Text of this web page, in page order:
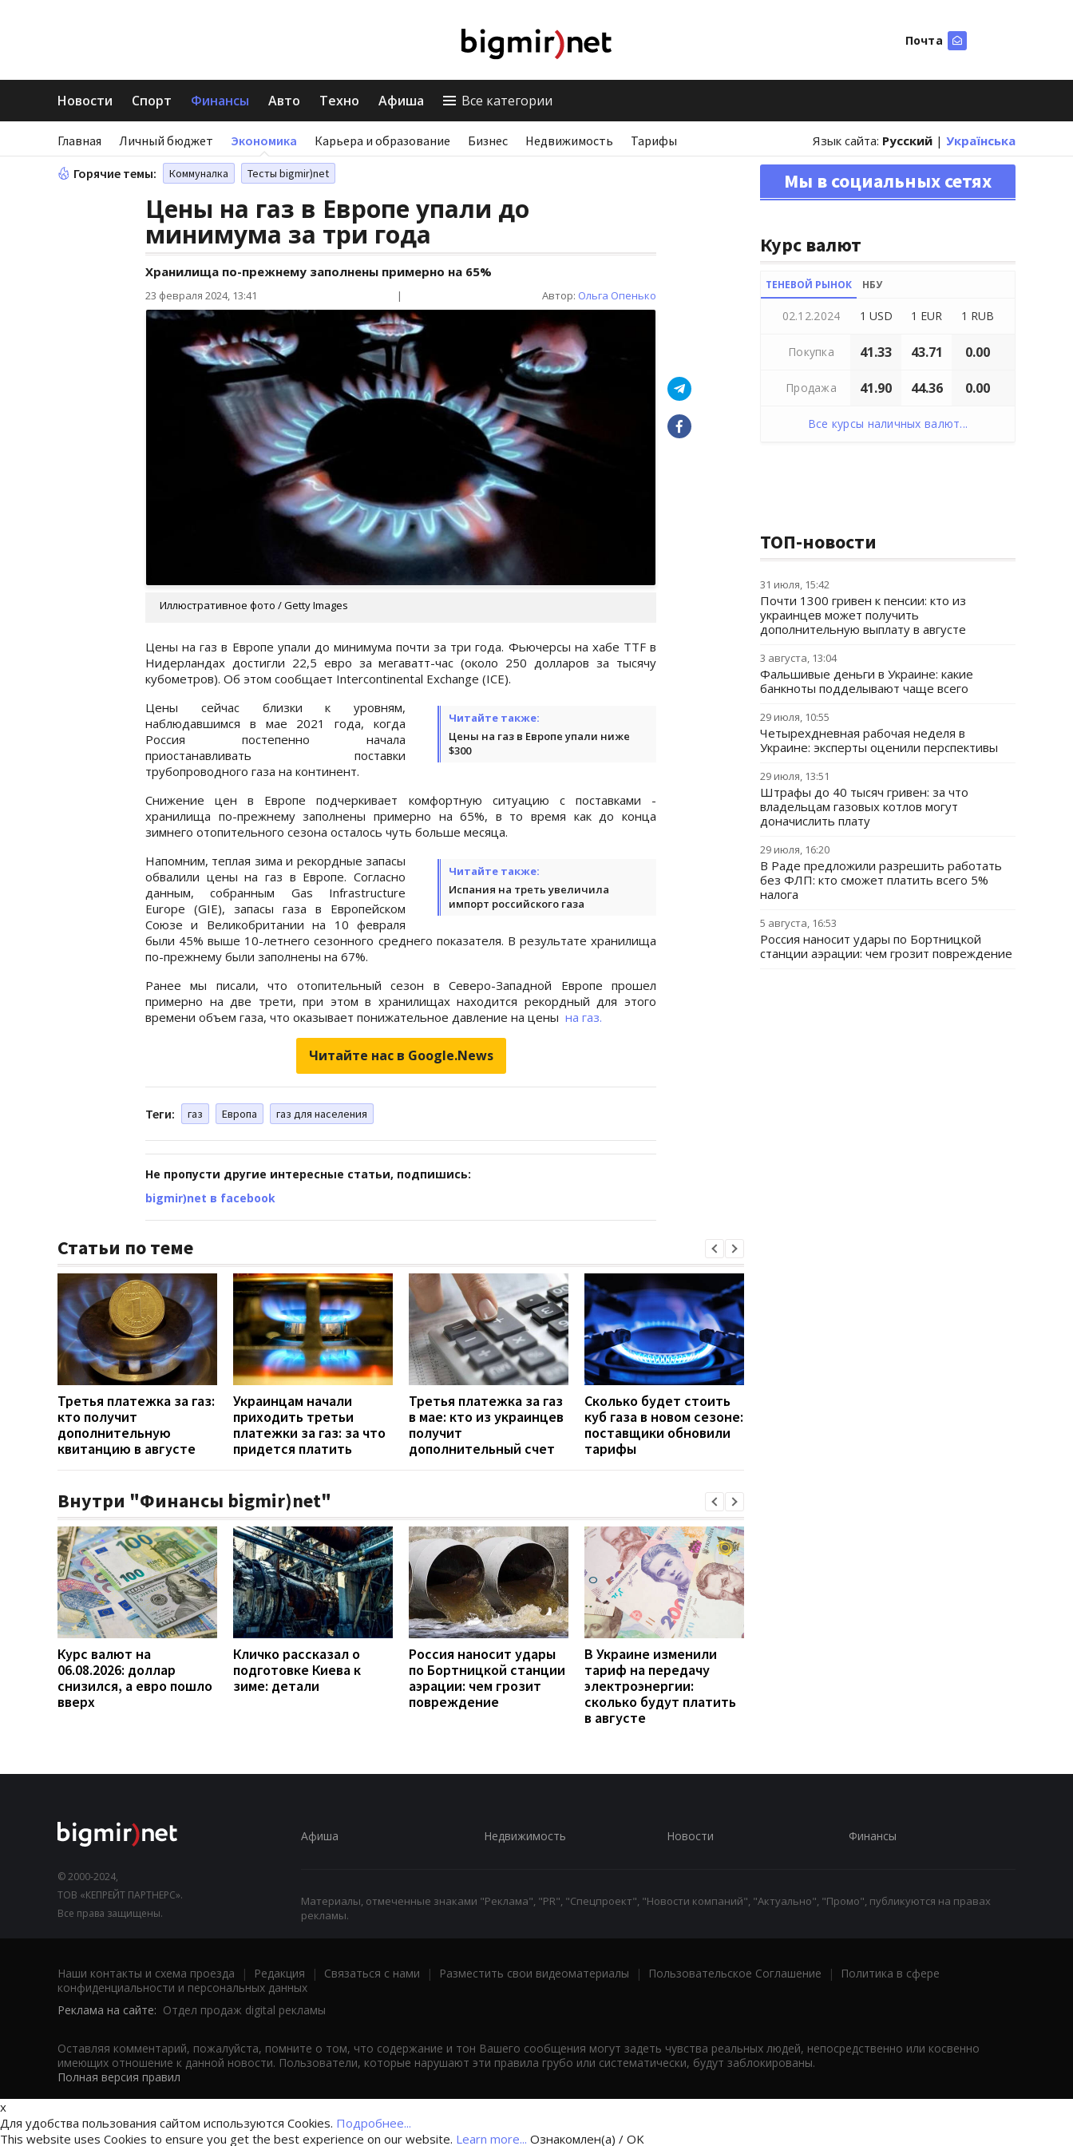
Почта
Новости Спорт Финансы Авто Техно Афиша Все категории
Главная Личный бюджет Экономика Карьера и образование Бизнес Недвижимость Тарифы Язык сайта: Русский | Українська
Горячие темы: Коммуналка Тесты bigmir)net
Цены на газ в Европе упали до
минимума за три года
Хранилища по-прежнему заполнены примерно на 65%
23 февраля 2024, 13:41 | Автор: Ольга Опенько
Иллюстративное фото / Getty Images
Цены на газ в Европе упали до минимума почти за три года. Фьючерсы на хабе TTF в
Нидерландах достигли 22,5 евро за мегаватт-час (около 250 долларов за тысячу
кубометров). Об этом сообщает Intercontinental Exchange (ICE).
Читайте также:
Цены на газ в Европе упали ниже
$300
Цены сейчас близки к уровням,
наблюдавшимся в мае 2021 года, когда
Россия постепенно начала
приостанавливать поставки
трубопроводного газа на континент.
Снижение цен в Европе подчеркивает комфортную ситуацию с поставками -
хранилища по-прежнему заполнены примерно на 65%, в то время как до конца
зимнего отопительного сезона осталось чуть больше месяца.
Читайте также:
Испания на треть увеличила
импорт российского газа
Напомним, теплая зима и рекордные запасы
обвалили цены на газ в Европе. Согласно
данным, собранным Gas Infrastructure
Europe (GIE), запасы газа в Европейском
Союзе и Великобритании на 10 февраля
были 45% выше 10-летнего сезонного среднего показателя. В результате хранилища
по-прежнему были заполнены на 67%.
Ранее мы писали, что отопительный сезон в Северо-Западной Европе прошел
примерно на две трети, при этом в хранилищах находится рекордный для этого
времени объем газа, что оказывает понижательное давление на цены на газ.
Читайте нас в Google.News
Теги: газ Европа газ для населения
Не пропусти другие интересные статьи, подпишись:
bigmir)net в facebook
Статьи по теме
Третья платежка за газ:
кто получит
дополнительную
квитанцию в августе
Украинцам начали
приходить третьи
платежки за газ: за что
придется платить
Третья платежка за газ
в мае: кто из украинцев
получит
дополнительный счет
Сколько будет стоить
куб газа в новом сезоне:
поставщики обновили
тарифы
Внутри "Финансы bigmir)net"
Курс валют на
06.08.2026: доллар
снизился, а евро пошло
вверх
Кличко рассказал о
подготовке Киева к
зиме: детали
Россия наносит удары
по Бортницкой станции
аэрации: чем грозит
повреждение
В Украине изменили
тариф на передачу
электроэнергии:
сколько будут платить
в августе
Мы в социальных сетях
Курс валют
ТЕНЕВОЙ РЫНОК НБУ
02.12.2024 1 USD 1 EUR 1 RUB
Покупка 41.33 43.71 0.00
Продажа 41.90 44.36 0.00
Все курсы наличных валют...
ТОП-новости
31 июля, 15:42
Почти 1300 гривен к пенсии: кто из
украинцев может получить
дополнительную выплату в августе
3 августа, 13:04
Фальшивые деньги в Украине: какие
банкноты подделывают чаще всего
29 июля, 10:55
Четырехдневная рабочая неделя в
Украине: эксперты оценили перспективы
29 июля, 13:51
Штрафы до 40 тысяч гривен: за что
владельцам газовых котлов могут
доначислить плату
29 июля, 16:20
В Раде предложили разрешить работать
без ФЛП: кто сможет платить всего 5%
налога
5 августа, 16:53
Россия наносит удары по Бортницкой
станции аэрации: чем грозит повреждение
© 2000-2024,
ТОВ «КЕПРЕЙТ ПАРТНЕРС».
Все права защищены.
Афиша Недвижимость Новости Финансы
Материалы, отмеченные знаками "Реклама", "PR", "Спецпроект", "Новости компаний", "Актуально", "Промо", публикуются на правах
рекламы.
Наши контакты и схема проезда | Редакция | Связаться с нами | Разместить свои видеоматериалы | Пользовательское Соглашение |
Политика в сфере
конфиденциальности и персональных данных
Реклама на сайте: Отдел продаж digital рекламы
Оставляя комментарий, пожалуйста, помните о том, что содержание и тон Вашего сообщения могут задеть чувства реальных людей, непосредственно или косвенно
имеющих отношение к данной новости. Пользователи, которые нарушают эти правила грубо или систематически, будут заблокированы.
Полная версия правил
x
Для удобства пользования сайтом используются Cookies. Подробнее...
This website uses Cookies to ensure you get the best experience on our website. Learn more... Ознакомлен(а) / OK